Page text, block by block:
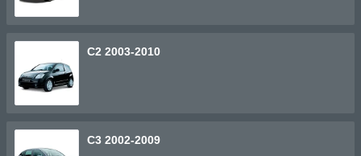
С2 2003-2010
C3 2002-2009